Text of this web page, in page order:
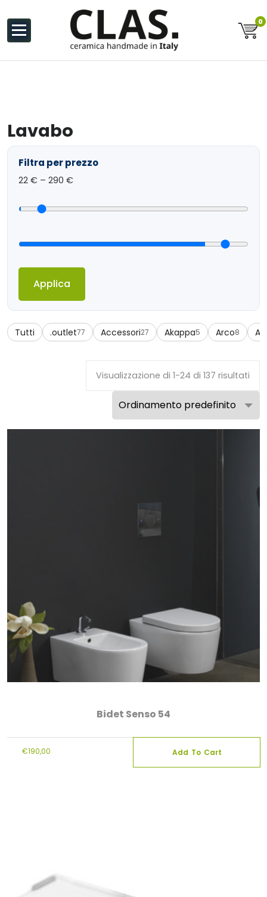
contenuto
0
Lavabo
Filtra per prezzo
22€ – 290 €
Applica
Tutti .outlet77 Accessori27 Akappa5 Arco8
Visualizzazione di 1-24 di 137 risultati
Bidet Senso 54
€190,00 Add To Cart